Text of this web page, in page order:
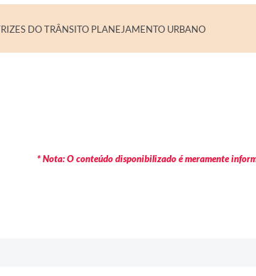
DO TRÂNSITO PLANEJAMENTO URBANO
* Nota: O conteúdo disponibilizado é meramente